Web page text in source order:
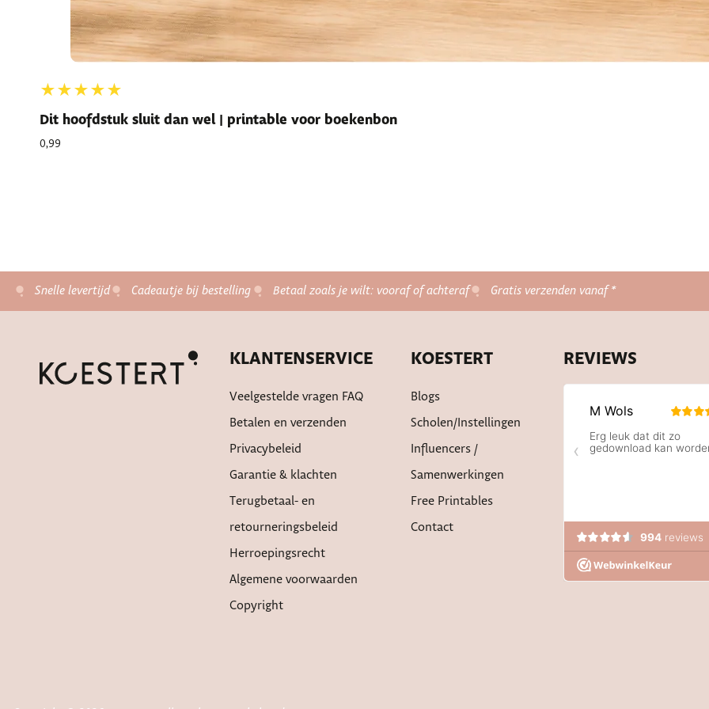
★★★★★
Dit hoofdstuk sluit dan wel | printable voor boekenbon
0,99
Snelle levertijd Cadeautje bij bestelling Betaal zoals je wilt: vooraf of achteraf Gratis verzenden vanaf *
KLANTENSERVICE
Veelgestelde vragen FAQ
Betalen en verzenden
Privacybeleid
Garantie & klachten
Terugbetaal- en
retourneringsbeleid
Herroepingsrecht
Algemene voorwaarden
Copyright
KOESTERT
Blogs
Scholen/instellingen
Influencers /
Samenwerkingen
Free Printables
Contact
REVIEWS